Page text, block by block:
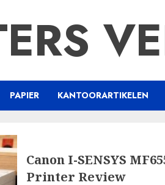
PAPIER KANTOORARTIKELEN
Canon I-SENSYS
Printer Review